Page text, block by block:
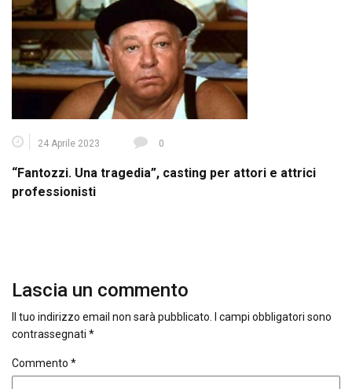
24 Aprile 2023 0
“Fantozzi. Una tragedia”, casting per attori e attrici
professionisti
Lascia un commento
Il tuo indirizzo email non sarà pubblicato.
I campi obbligatori sono
contrassegnati *
Commento *